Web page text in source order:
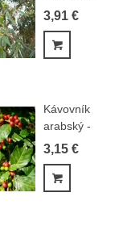
Blahovičník
3,91 €
Kávovník
arabský -
semiačka -
3,15 €